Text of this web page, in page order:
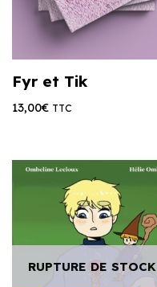
Fyr et Tik
13,00€ TTC
RUPTURE DE STOCK